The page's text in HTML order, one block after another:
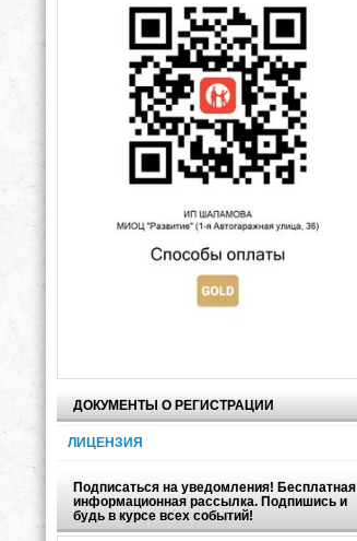
ДОКУМЕНТЫ О РЕГИСТРАЦИИ
ЛИЦЕНЗИЯ
Подписаться на уведомления! Бесплатная
информационная рассылка. Подпишись и
будь в курсе всех событий!